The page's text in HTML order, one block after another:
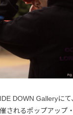
DOWN Galleryに
されるポップアップ